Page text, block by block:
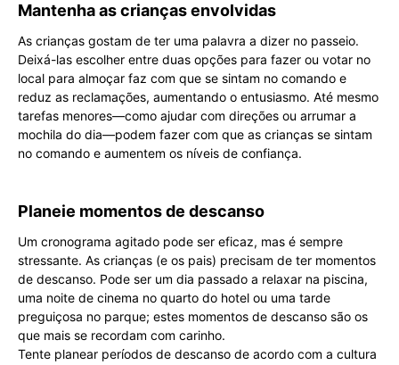
Mantenha as crianças envolvidas
As crianças gostam de ter uma palavra a dizer no passeio.
Deixá-las escolher entre duas opções para fazer ou votar no
local para almoçar faz com que se sintam no comando e
reduz as reclamações, aumentando o entusiasmo. Até mesmo
tarefas menores—como ajudar com direções ou arrumar a
mochila do dia—podem fazer com que as crianças se sintam
no comando e aumentem os níveis de confiança.
Planeie momentos de descanso
Um cronograma agitado pode ser eficaz, mas é sempre
stressante. As crianças (e os pais) precisam de ter momentos
de descanso. Pode ser um dia passado a relaxar na piscina,
uma noite de cinema no quarto do hotel ou uma tarde
preguiçosa no parque; estes momentos de descanso são os
que mais se recordam com carinho.
Tente planear períodos de descanso de acordo com a cultura